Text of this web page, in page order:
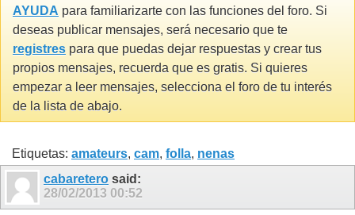
AYUDA para familiarizarte con las funciones del foro. Si
deseas publicar mensajes, será necesario que te
registres para que puedas dejar respuestas y crear tus
propios mensajes, recuerda que es gratis. Si quieres
empezar a leer mensajes, selecciona el foro de tu interés
de la lista de abajo.
Etiquetas: amateurs, cam, folla, nenas
cabaretero said:
28/02/2013 00:52